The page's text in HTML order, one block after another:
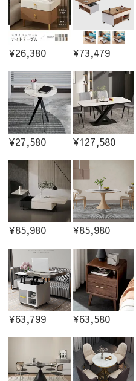
¥26,380 ¥73,479
¥27,580 ¥127,580
¥85,980 ¥85,980
¥63,799 ¥63,580